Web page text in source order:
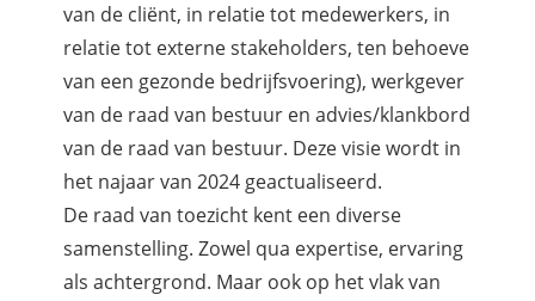
van de cliënt, in relatie tot medewerkers, in
relatie tot externe stakeholders, ten behoeve
van een gezonde bedrijfsvoering), werkgever
van de raad van bestuur en advies/klankbord
van de raad van bestuur. Deze visie wordt in
het najaar van 2024 geactualiseerd.
De raad van toezicht kent een diverse
samenstelling. Zowel qua expertise, ervaring
als achtergrond. Maar ook op het vlak van